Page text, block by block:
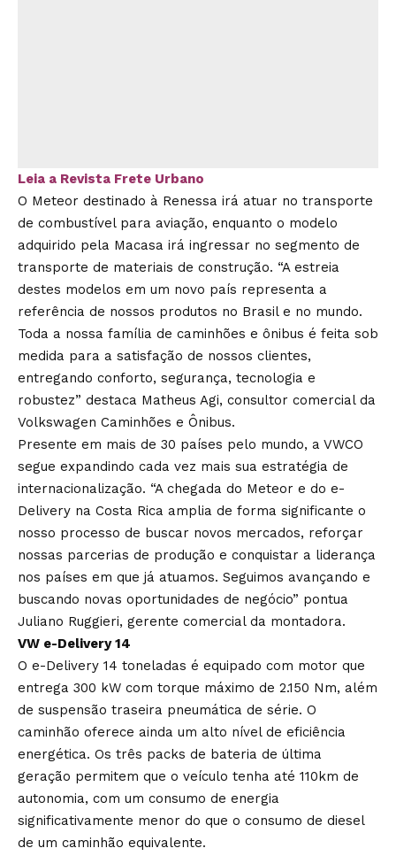
Leia a Revista Frete Urbano
O Meteor destinado à Renessa irá atuar no transporte
de combustível para aviação, enquanto o modelo
adquirido pela Macasa irá ingressar no segmento de
transporte de materiais de construção. “A estreia
destes modelos em um novo país representa a
referência de nossos produtos no Brasil e no mundo.
Toda a nossa família de caminhões e ônibus é feita sob
medida para a satisfação de nossos clientes,
entregando conforto, segurança, tecnologia e
robustez” destaca Matheus Agi, consultor comercial da
Volkswagen Caminhões e Ônibus.
Presente em mais de 30 países pelo mundo, a VWCO
segue expandindo cada vez mais sua estratégia de
internacionalização. “A chegada do Meteor e do e-
Delivery na Costa Rica amplia de forma significante o
nosso processo de buscar novos mercados, reforçar
nossas parcerias de produção e conquistar a liderança
nos países em que já atuamos. Seguimos avançando e
buscando novas oportunidades de negócio” pontua
Juliano Ruggieri, gerente comercial da montadora.
VW e-Delivery 14
O e-Delivery 14 toneladas é equipado com motor que
entrega 300 kW com torque máximo de 2.150 Nm, além
de suspensão traseira pneumática de série. O
caminhão oferece ainda um alto nível de eficiência
energética. Os três packs de bateria de última
geração permitem que o veículo tenha até 110km de
autonomia, com um consumo de energia
significativamente menor do que o consumo de diesel
de um caminhão equivalente.